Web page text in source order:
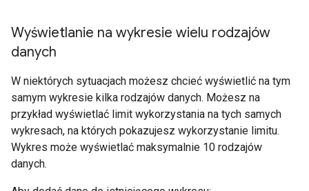
Wyświetlanie na wykresie wielu rodzajów
danych
W niektórych sytuacjach możesz chcieć wyświetlić na tym
samym wykresie kilka rodzajów danych. Możesz na
przykład wyświetlać limit wykorzystania na tych samych
wykresach, na których pokazujesz wykorzystanie limitu.
Wykres może wyświetlać maksymalnie 10 rodzajów
danych.